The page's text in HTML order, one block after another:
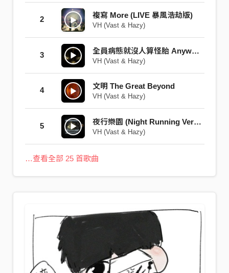
2 複寫 More (LIVE 暴風浩劫版)
VH (Vast & Hazy)
3 全員病態就沒人算怪胎 Anywhere but Here, Any Moment but Now
VH (Vast & Hazy)
4 文明 The Great Beyond
VH (Vast & Hazy)
5 夜行樂園 (Night Running Version)
VH (Vast & Hazy)
…查看全部 25 首歌曲